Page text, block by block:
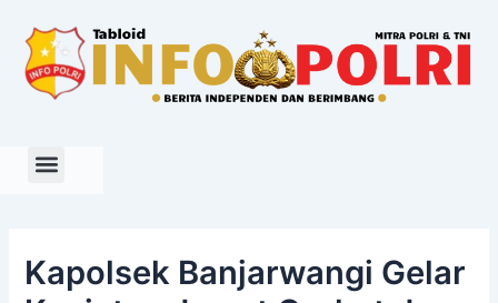
content
Kapolsek Banjarwangi Gelar